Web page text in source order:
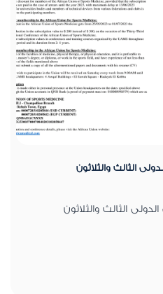
الثالث والثلاثون
الثالث والثلاثون